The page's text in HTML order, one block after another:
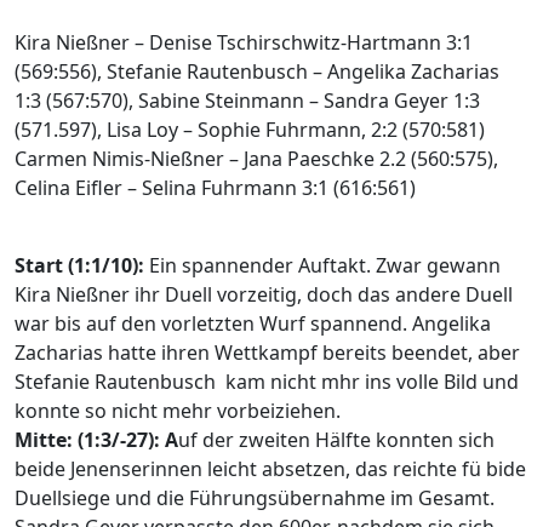
Kira Nießner – Denise Tschirschwitz-Hartmann 3:1
(569:556), Stefanie Rautenbusch – Angelika Zacharias
1:3 (567:570), Sabine Steinmann – Sandra Geyer 1:3
(571.597), Lisa Loy – Sophie Fuhrmann, 2:2 (570:581)
Carmen Nimis-Nießner – Jana Paeschke 2.2 (560:575),
Celina Eifler – Selina Fuhrmann 3:1 (616:561)
Start (1:1/10): Ein spannender Auftakt. Zwar gewann
Kira Nießner ihr Duell vorzeitig, doch das andere Duell
war bis auf den vorletzten Wurf spannend. Angelika
Zacharias hatte ihren Wettkampf bereits beendet, aber
Stefanie Rautenbusch kam nicht mhr ins volle Bild und
konnte so nicht mehr vorbeiziehen.
Mitte: (1:3/-27): Auf der zweiten Hälfte konnten sich
beide Jenenserinnen leicht absetzen, das reichte fü bide
Duellsiege und die Führungsübernahme im Gesamt.